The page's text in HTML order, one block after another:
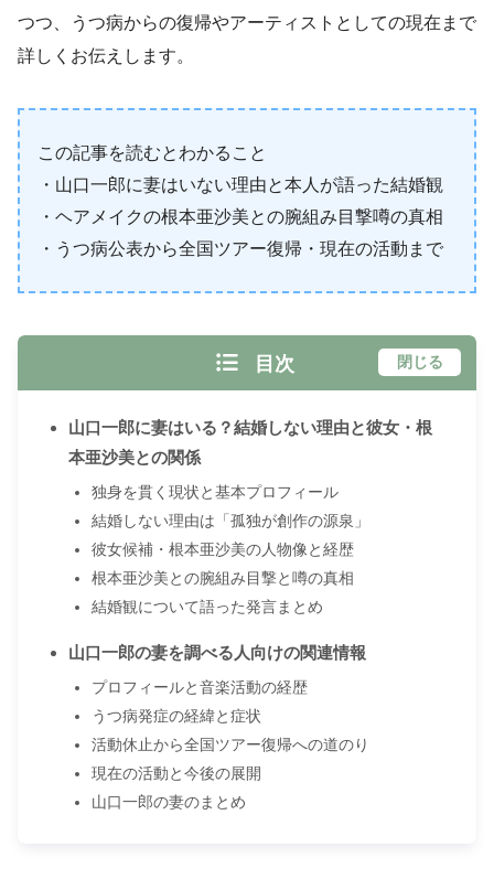
つつ、うつ病からの復帰やアーティストとしての現在まで
詳しくお伝えします。
この記事を読むとわかること
・山口一郎に妻はいない理由と本人が語った結婚観
・ヘアメイクの根本亜沙美との腕組み目撃噂の真相
・うつ病公表から全国ツアー復帰・現在の活動まで
目次 閉じる
山口一郎に妻はいる？結婚しない理由と彼女・根
本亜沙美との関係
独身を貫く現状と基本プロフィール
結婚しない理由は「孤独が創作の源泉」
彼女候補・根本亜沙美の人物像と経歴
根本亜沙美との腕組み目撃と噂の真相
結婚観について語った発言まとめ
山口一郎の妻を調べる人向けの関連情報
プロフィールと音楽活動の経歴
うつ病発症の経緯と症状
活動休止から全国ツアー復帰への道のり
現在の活動と今後の展開
山口一郎の妻のまとめ